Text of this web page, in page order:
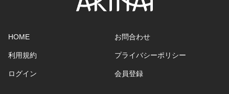
HOME お問合わせ
利用規約 プライバシーポリシー
ログイン 会員登録